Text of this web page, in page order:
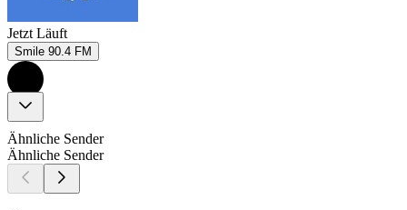
Jetzt Läuft
Smile 90.4 FM
Ähnliche Sender
Ähnliche Sender